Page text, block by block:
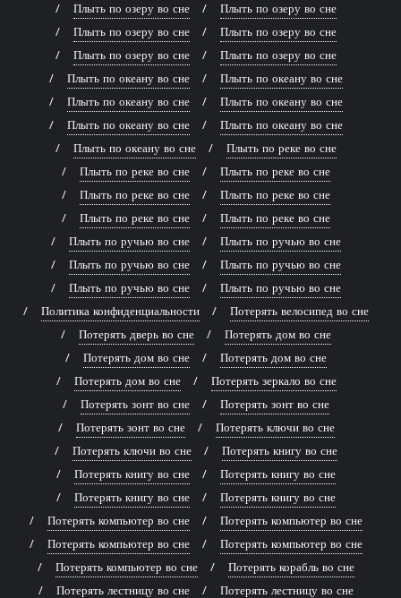
Плыть по озеру во сне
Плыть по озеру во сне
Плыть по озеру во сне
Плыть по озеру во сне
Плыть по озеру во сне
Плыть по озеру во сне
Плыть по океану во сне
Плыть по океану во сне
Плыть по океану во сне
Плыть по океану во сне
Плыть по океану во сне
Плыть по океану во сне
Плыть по океану во сне
Плыть по реке во сне
Плыть по реке во сне
Плыть по реке во сне
Плыть по реке во сне
Плыть по реке во сне
Плыть по реке во сне
Плыть по реке во сне
Плыть по ручью во сне
Плыть по ручью во сне
Плыть по ручью во сне
Плыть по ручью во сне
Плыть по ручью во сне
Плыть по ручью во сне
Политика конфиденциальности
Потерять велосипед во сне
Потерять дверь во сне
Потерять дом во сне
Потерять дом во сне
Потерять дом во сне
Потерять дом во сне
Потерять зеркало во сне
Потерять зонт во сне
Потерять зонт во сне
Потерять зонт во сне
Потерять ключи во сне
Потерять ключи во сне
Потерять книгу во сне
Потерять книгу во сне
Потерять книгу во сне
Потерять книгу во сне
Потерять книгу во сне
Потерять компьютер во сне
Потерять компьютер во сне
Потерять компьютер во сне
Потерять компьютер во сне
Потерять компьютер во сне
Потерять корабль во сне
Потерять лестницу во сне
Потерять лестницу во сне